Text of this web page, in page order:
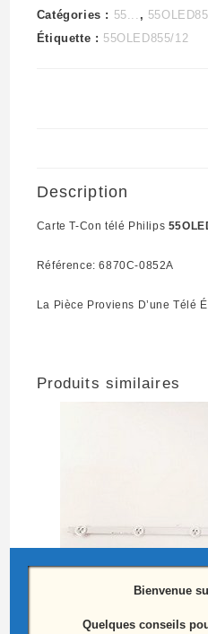
Con
télé
Catégories : 55... ,
Étiquette : 55OLED855/12
Description
Carte T-Con télé Philips
Référence: 6870C-0852A
La Pièce Proviens D’une Télé
Produits similaires
Bienvenue
Quelques conseils